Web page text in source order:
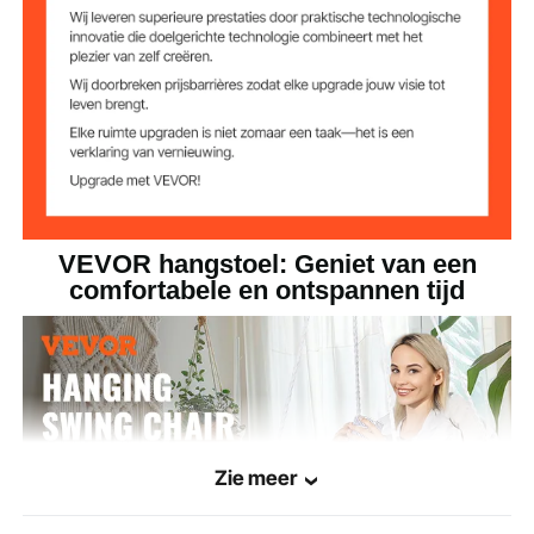
Afmetingen
zitkussen (D x B x
700 x 800 x 750 mm / 27,6 x
VEVOR hangstoel: Geniet van een
comfortabele en ontspannen tijd
Zie meer